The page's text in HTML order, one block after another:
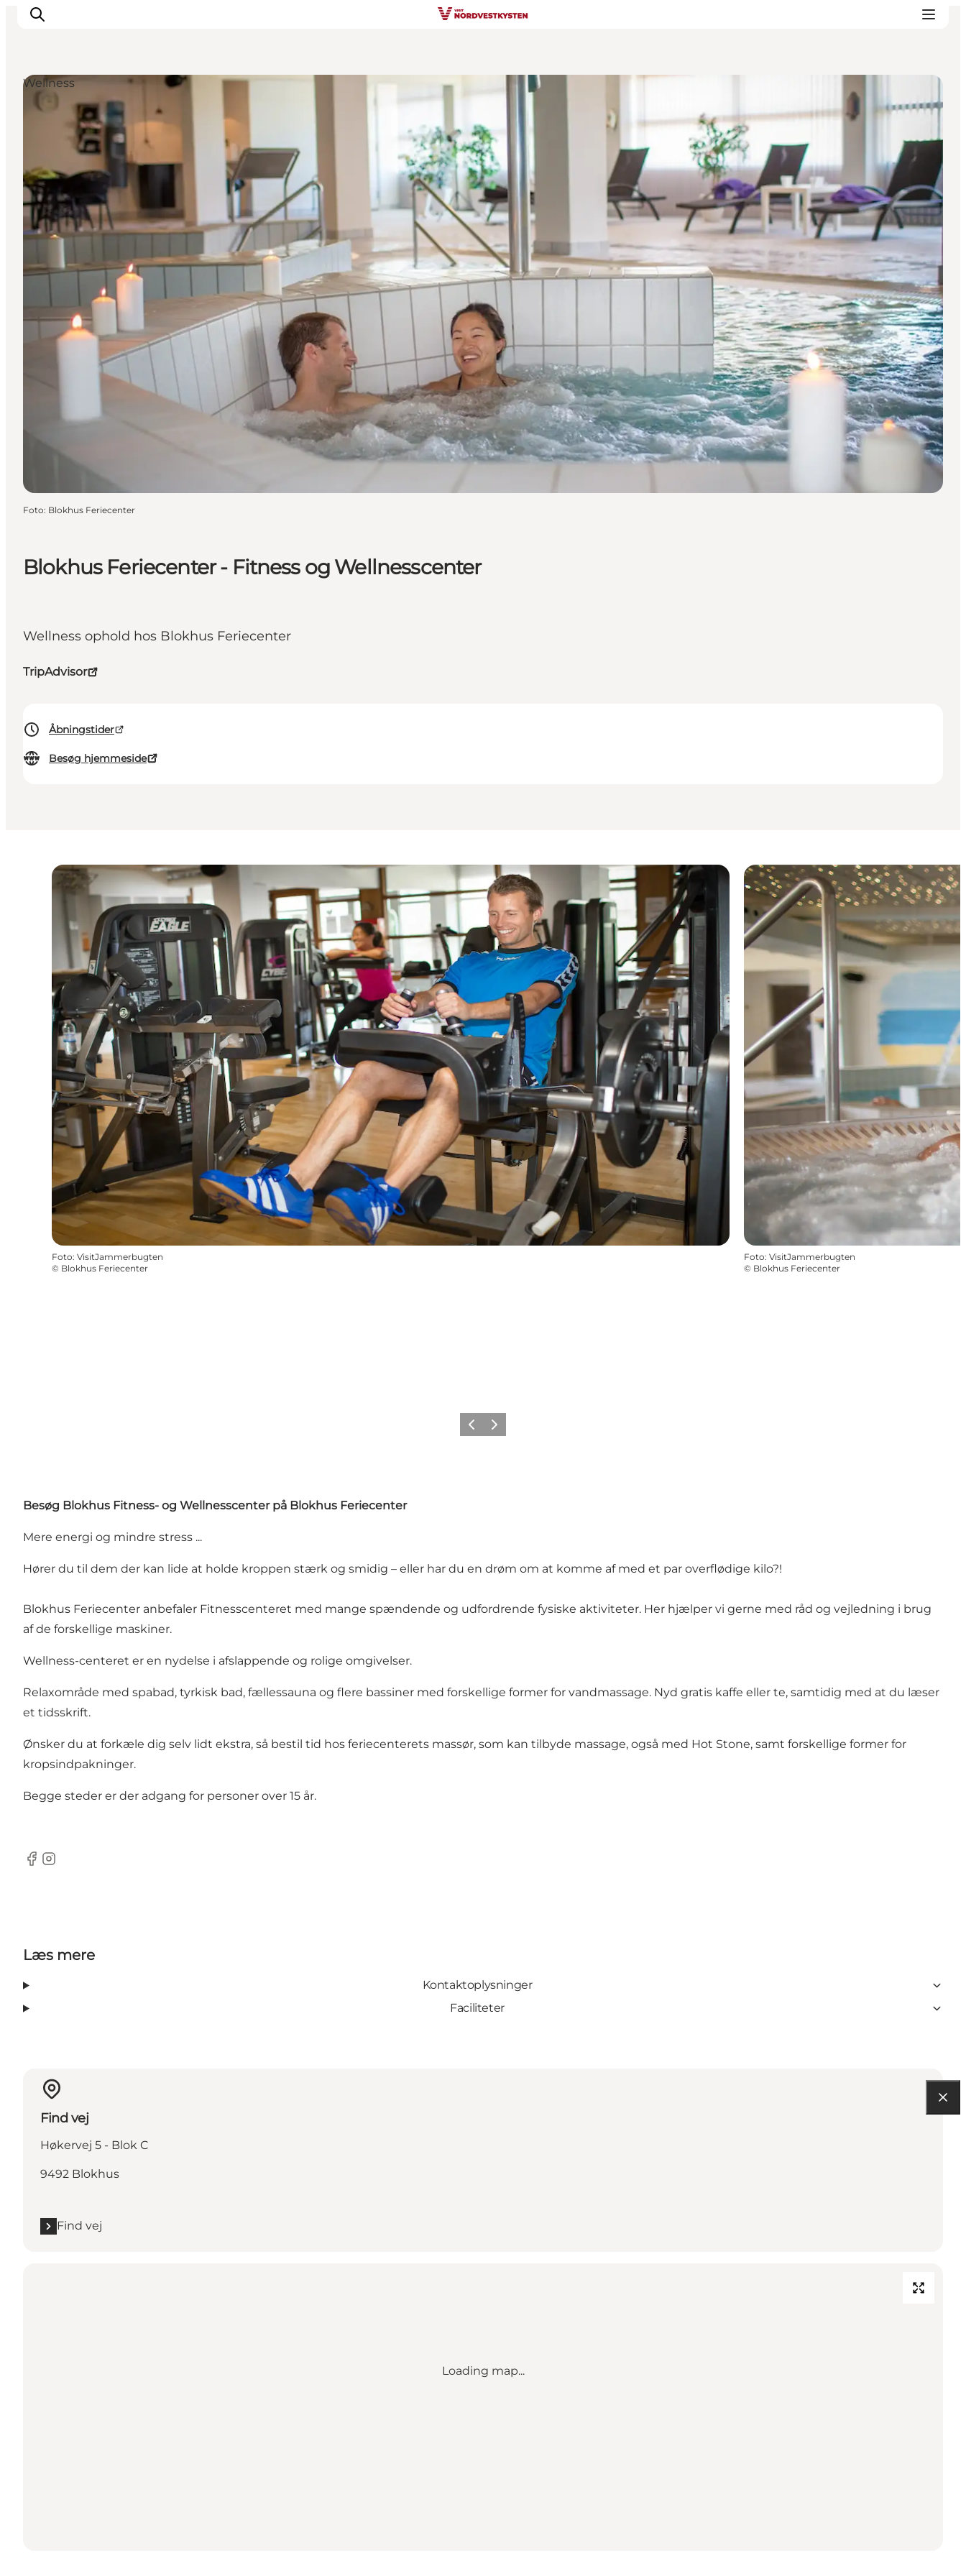
Feriesteder
Inspiration
Handicapvenlig ferie
Events
Overnatning
Planlæg din ferie
Blokhus Feriecenter - Fitness og Wellnesscenter
Wellness ophold hos Blokhus Feriecenter
TripAdvisor
Åbningstider
Besøg hjemmeside
Wellness
Foto: Blokhus Feriecenter
Foto: VisitJammerbugten
© Blokhus Feriecenter
Foto: VisitJammerbugten
© Blokhus Feriecenter
ForrigeNæste
Besøg Blokhus Fitness- og Wellnesscenter på Blokhus Feriecenter
Mere energi og mindre stress ...
Hører du til dem der kan lide at holde kroppen stærk og smidig – eller har du en drøm om at komme af med et par overflødige kilo?!
Blokhus Feriecenter anbefaler Fitnesscenteret med mange spændende og udfordrende fysiske aktiviteter. Her hjælper vi gerne med råd og vejledning i brug
af de forskellige maskiner.
Wellness-centeret er en nydelse i afslappende og rolige omgivelser.
Relaxområde med spabad, tyrkisk bad, fællessauna og flere bassiner med forskellige former for vandmassage. Nyd gratis kaffe eller te, samtidig med at du læser
et tidsskrift.
Ønsker du at forkæle dig selv lidt ekstra, så bestil tid hos feriecenterets massør, som kan tilbyde massage, også med Hot Stone, samt forskellige former for
kropsindpakninger.
Begge steder er der adgang for personer over 15 år.
Facebook
Instagram
Læs mere
Kontaktoplysninger
Faciliteter
Find vej
Høkervej 5 - Blok C
9492 Blokhus
Find vej
Loading map...